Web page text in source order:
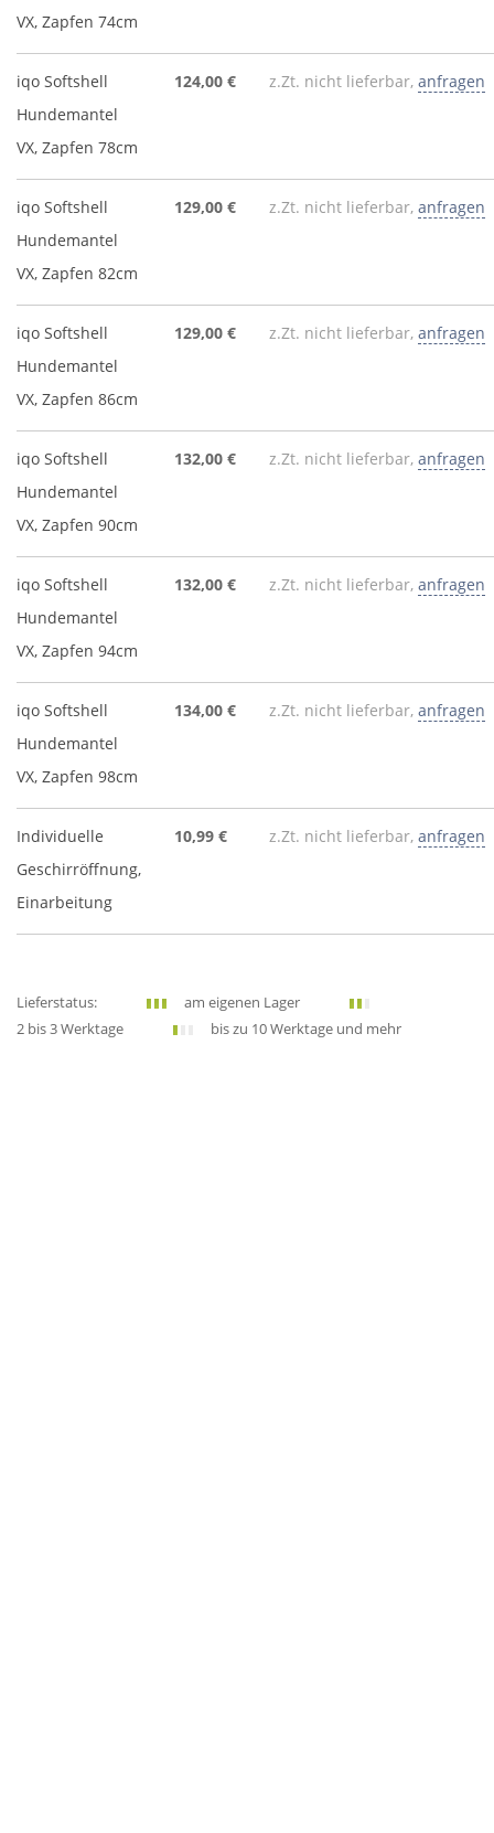
VX, Zapfen 74cm
iqo Softshell
Hundemantel
VX, Zapfen 78cm
124,00 € z.Zt. nicht lieferbar, anfragen
iqo Softshell
Hundemantel
VX, Zapfen 82cm
129,00 € z.Zt. nicht lieferbar, anfragen
iqo Softshell
Hundemantel
VX, Zapfen 86cm
129,00 € z.Zt. nicht lieferbar, anfragen
iqo Softshell
Hundemantel
VX, Zapfen 90cm
132,00 € z.Zt. nicht lieferbar, anfragen
iqo Softshell
Hundemantel
VX, Zapfen 94cm
132,00 € z.Zt. nicht lieferbar, anfragen
iqo Softshell
Hundemantel
VX, Zapfen 98cm
134,00 € z.Zt. nicht lieferbar, anfragen
Individuelle
Geschirröffnung,
Einarbeitung
10,99 € z.Zt. nicht lieferbar, anfragen
Lieferstatus:
am eigenen Lager
2 bis 3 Werktage
bis zu 10 Werktage und mehr